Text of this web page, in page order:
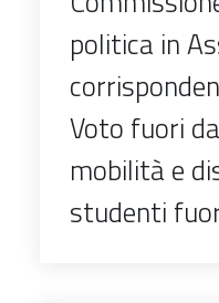
politica in
Voto fuori
mobilità e
studenti